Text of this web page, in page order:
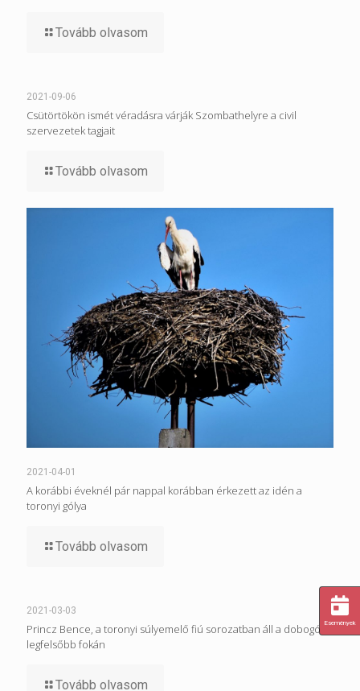
Tovább olvasom
2021-09-06
Csütörtökön ismét véradásra várják Szombathelyre a civil
szervezetek tagjait
Tovább olvasom
2021-04-01
A korábbi éveknél pár nappal korábban érkezett az idén a
toronyi gólya
Tovább olvasom
2021-03-03
Princz Bence, a toronyi súlyemelő fiú sorozatban áll a dobogó
legfelsőbb fokán
Tovább olvasom
Események